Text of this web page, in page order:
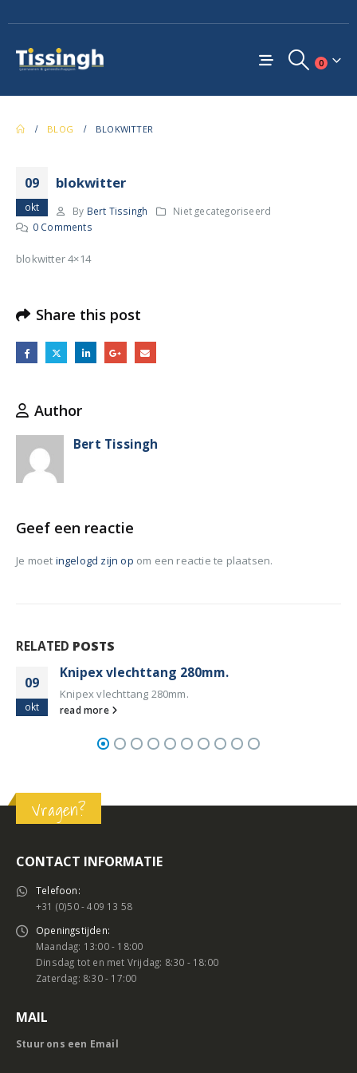
0
BLOG BLOKWITTER
09
okt
blokwitter
By Bert Tissingh
Niet gecategoriseerd
0 Comments
blokwitter 4×14
Share this post
Author
Bert Tissingh
Geef een reactie
Je moet ingelogd zijn op om een reactie te plaatsen.
RELATED POSTS
09
okt
Knipex vlechttang 280mm.
Knipex vlechttang 280mm.
read more
Vragen?
CONTACT INFORMATIE
Telefoon:
+31 (0)50 - 409 13 58
Openingstijden:
Maandag: 13:00 - 18:00
Dinsdag tot en met Vrijdag: 8:30 - 18:00
Zaterdag: 8:30 - 17:00
MAIL
Stuur ons een Email